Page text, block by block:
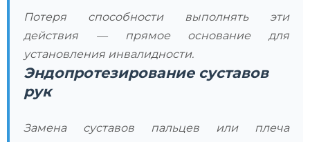
Потеря способности выполнять эти
действия — прямое основание для
установления инвалидности.
Эндопротезирование суставов
рук
Замена суставов пальцев или плеча